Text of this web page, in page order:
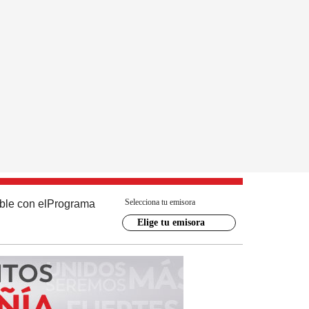
con el Programa Selecciona tu emisora
Elige tu emisora